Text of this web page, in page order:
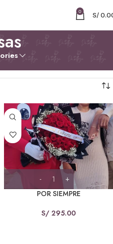
0 S/
POR SIEMPRE
S/ 295.00